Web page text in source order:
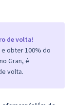
de volta!
obter 100% do
Gran, é
volta.